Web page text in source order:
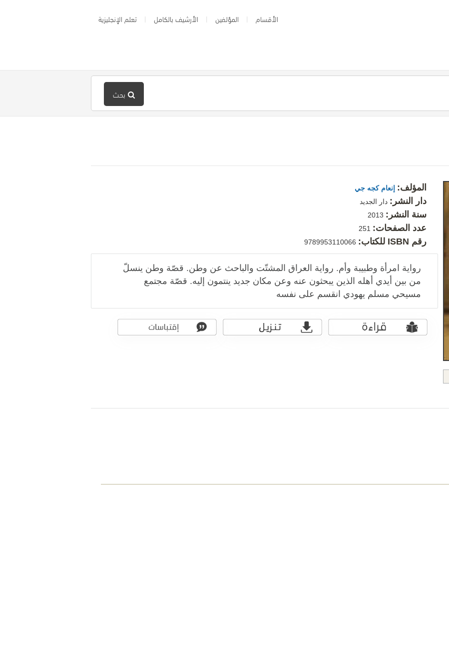
الأقسام المؤلفين الأرشيف بالكامل تعلم الإنجليزية
بحث
المؤلف: إنعام كجه جي
دار النشر: دار الجديد
سنة النشر:
عدد الصفحات:
رقم ISBN للكتاب: 9789953110066
رواية امرأة وطبيبة وأم. رواية العراق المشتّت والباحث عن وطن. قصّة وطن ينسلّ
من بين أيدي أهله الذين يبحثون عنه وعن مكان جديد ينتمون إليه. قصّة مجتمع
مسيحي مسلم يهودي انقسم على نفسه